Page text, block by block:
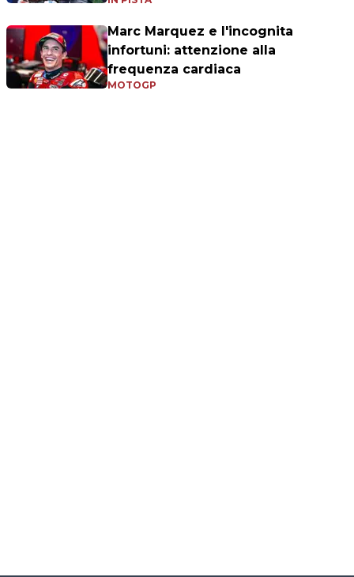
Marc Marquez e l'incognita
infortuni: attenzione alla
frequenza cardiaca
MOTOGP